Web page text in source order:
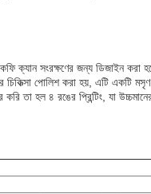
কফি ক্যান সংরক্ষণের জন্য ডিজাইন
চিকিত্সা পোলিশ করা হয়, এটি একটি
তা হল ৪ রঙের প্রিন্টিং, যা